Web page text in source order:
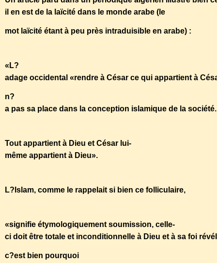
il en est de la laïcité dans le monde arabe (le
mot laïcité étant à peu près intraduisible en arabe) :
«L?
adage occidental «rendre à César ce qui appartient à
n?
a pas sa place dans la conception islamique de la
Tout appartient à Dieu et César lui-
même appartient à Dieu».
L?Islam, comme le rappelait si bien ce folliculaire,
«signifie étymologiquement soumission, celle-
ci doit être totale et inconditionnelle à Dieu et à sa foi
c?est bien pourquoi